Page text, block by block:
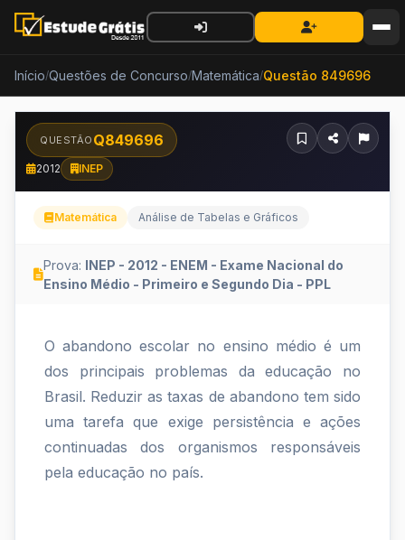
Início/Questões de Concurso/Matemática/Questão 849696
QUESTÃO Q849696
2012 INEP
Matemática Análise de Tabelas e Gráficos
Prova: INEP - 2012 - ENEM - Exame Nacional do
Ensino Médio - Primeiro e Segundo Dia - PPL
O
abandono
escolar
no
ensino
O abandono escolar no ensino médio é um
dos principais problemas da educação no
Brasil. Reduzir as taxas de abandono tem sido
uma tarefa que exige persistência e ações
continuadas dos organismos responsáveis
pela educação no país.